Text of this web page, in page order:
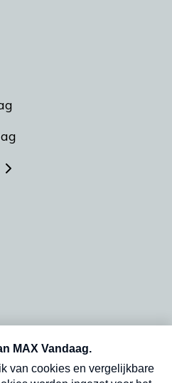
en dinsdagochtend in